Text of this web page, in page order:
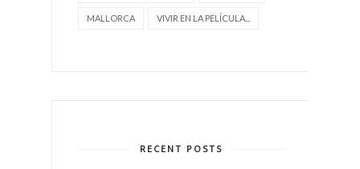
MALLORCA VIVIR EN LA PELÍCULA...
RECENT POSTS